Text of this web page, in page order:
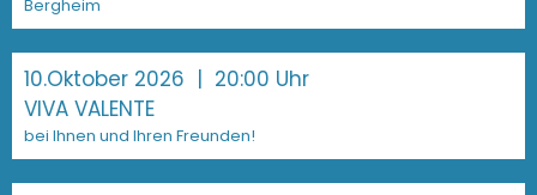
Bergheim
10.Oktober 2026 | 20:00 Uhr
VIVA VALENTE
bei Ihnen und Ihren Freunden!